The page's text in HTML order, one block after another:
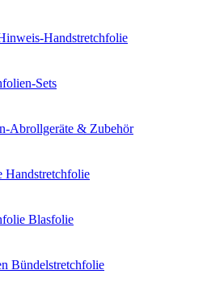
Handstretchfolie
Sets
Abrollgeräte & Zubehör
Handstretchfolie
Blasfolie
Bündelstretchfolie